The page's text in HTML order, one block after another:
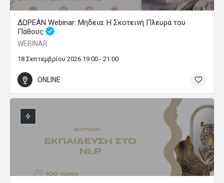
ΔΩΡΕΑΝ Webinar: Μήδεια: Η Σκοτεινή Πλευρά του
Πάθους
WEBINAR
18 Σεπτεμβρίου 2026 19:00 - 21:00
ONLINE